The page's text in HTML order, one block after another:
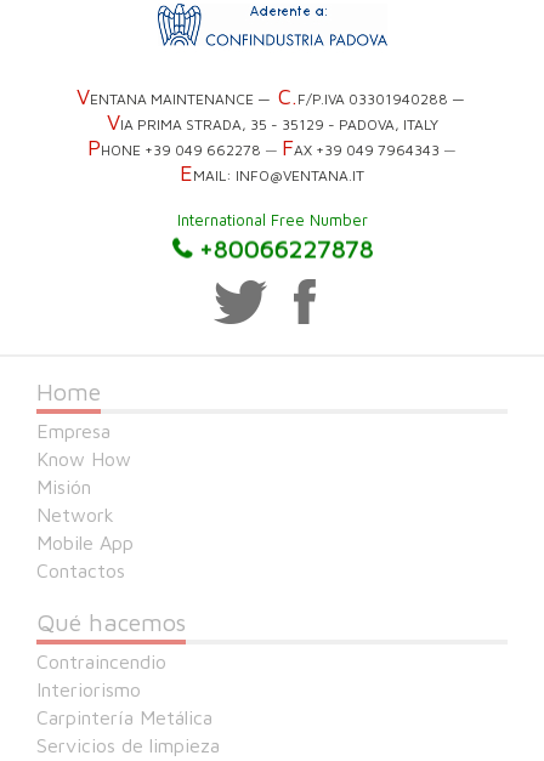
VENTANA MAINTENANCE — C. F/P.IVA 03301940288 —
VIA PRIMA STRADA, 35 - 35129 - PADOVA, ITALY
PHONE +39 049 662278 — FAX +39 049 7964343 —
EMAIL: INFO@VENTANA.IT
International Free Number
0080066227878
+80066227878
0080066227878
+80066227878
0080066227878
+80066227878
Home
Empresa
Know How
Misión
Network
Mobile App
Contactos
Qué hacemos
Contraincendio
Interiorismo
Carpintería Metálica
Servicios de limpieza